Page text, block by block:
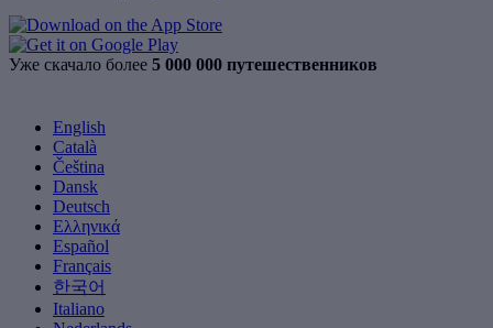
Уже скачало более 5 000 000 путешественников
English
Català
Čeština
Dansk
Deutsch
Ελληνικά
Español
Français
한국어
Italiano